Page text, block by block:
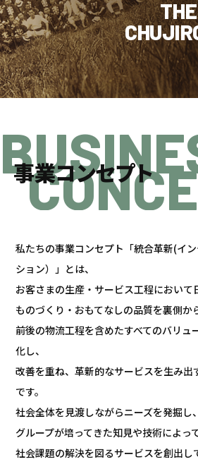
事業コンセプト
私たちの事業コンセプト「統合革新(イ
ション）」とは、
お客さまの生産・サービス工程において
ものづくり・おもてなしの品質を裏側か
前後の物流工程を含めたすべてのバリュ
化し、
改善を重ね、革新的なサービスを生み出
です。
社会全体を見渡しながらニーズを発掘し、
グループが培ってきた知見や技術によって
社会課題の解決を図るサービスを創出し